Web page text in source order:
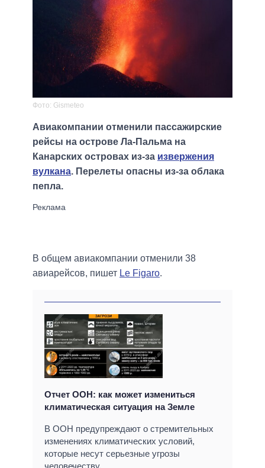
Фото: Gismeteo
Авиакомпании отменили пассажирские
рейсы на острове Ла-Пальма на
Канарских островах из-за извержения
вулкана. Перелеты опасны из-за облака
пепла.
В общем авиакомпании отменили 38
авиарейсов, пишет Le Figaro.
Отчет ООН: как может измениться
климатическая ситуация на Земле
В ООН предупреждают о стремительных
изменениях климатических условий,
которые несут серьезные угрозы
человечеству.